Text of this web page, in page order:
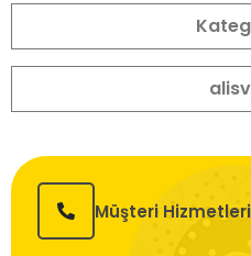
Müşteri Hizmetleri